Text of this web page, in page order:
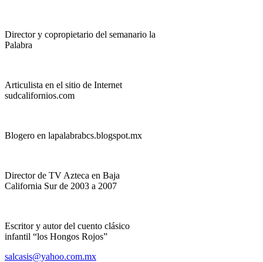
Director y copropietario del semanario la
Palabra
Articulista en el sitio de Internet
sudcalifornios.com
Blogero en lapalabrabcs.blogspot.mx
Director de TV Azteca en Baja
California Sur de 2003 a 2007
Escritor y autor del cuento clásico
infantil “los Hongos Rojos”
salcasis@yahoo.com.mx